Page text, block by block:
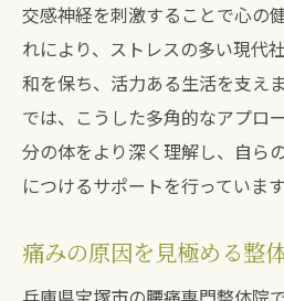
交感神経を刺激することで心の
れにより、ストレスの多い現代
和を保ち、活力ある生活を支え
では、こうした多角的なアプロ
分の体をより深く理解し、自ら
につけるサポートを行っています
痛みの原因を見極める整